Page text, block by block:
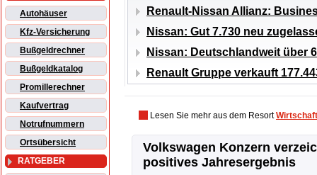
Autohäuser
Kfz-Versicherung
Bußgeldrechner
Bußgeldkatalog
Promillerechner
Kaufvertrag
Notrufnummern
Ortsübersicht
RATGEBER
Renault-Nissan Allianz:
Nissan: Gut 7.730 neu
Nissan: Deutschlandweit über
Renault Gruppe verkauft
Lesen Sie mehr aus dem ResortWirtschaft
Volkswagen Konzern
positives Jahresergebnis